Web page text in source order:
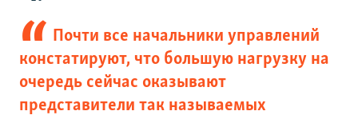
Почти все начальники управлений
констатируют, что большую нагрузку на
очередь сейчас оказывают
представители так называемых